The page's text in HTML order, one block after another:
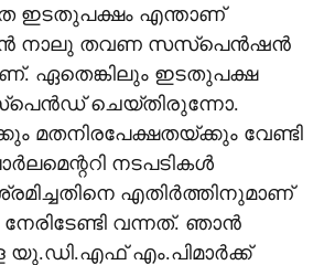
ഇടതുപക്ഷം എന്താണ്
നാലു തവണ സസ്‌പെന്‍ഷന്‍
ഏതെങ്കിലും ഇടതുപക്ഷ
ചെയ്തിരുന്നോ.
മതനിരപേക്ഷതയ്ക്കും വേണ്ടി
നടപടികള്‍
ശ്രമിച്ചതിനെ എതിര്‍ത്തിനുമാണ്
നേരിടേണ്ടി വന്നത്. ഞാന്‍
യു.ഡി.എഫ് എം.പിമാര്‍ക്ക്